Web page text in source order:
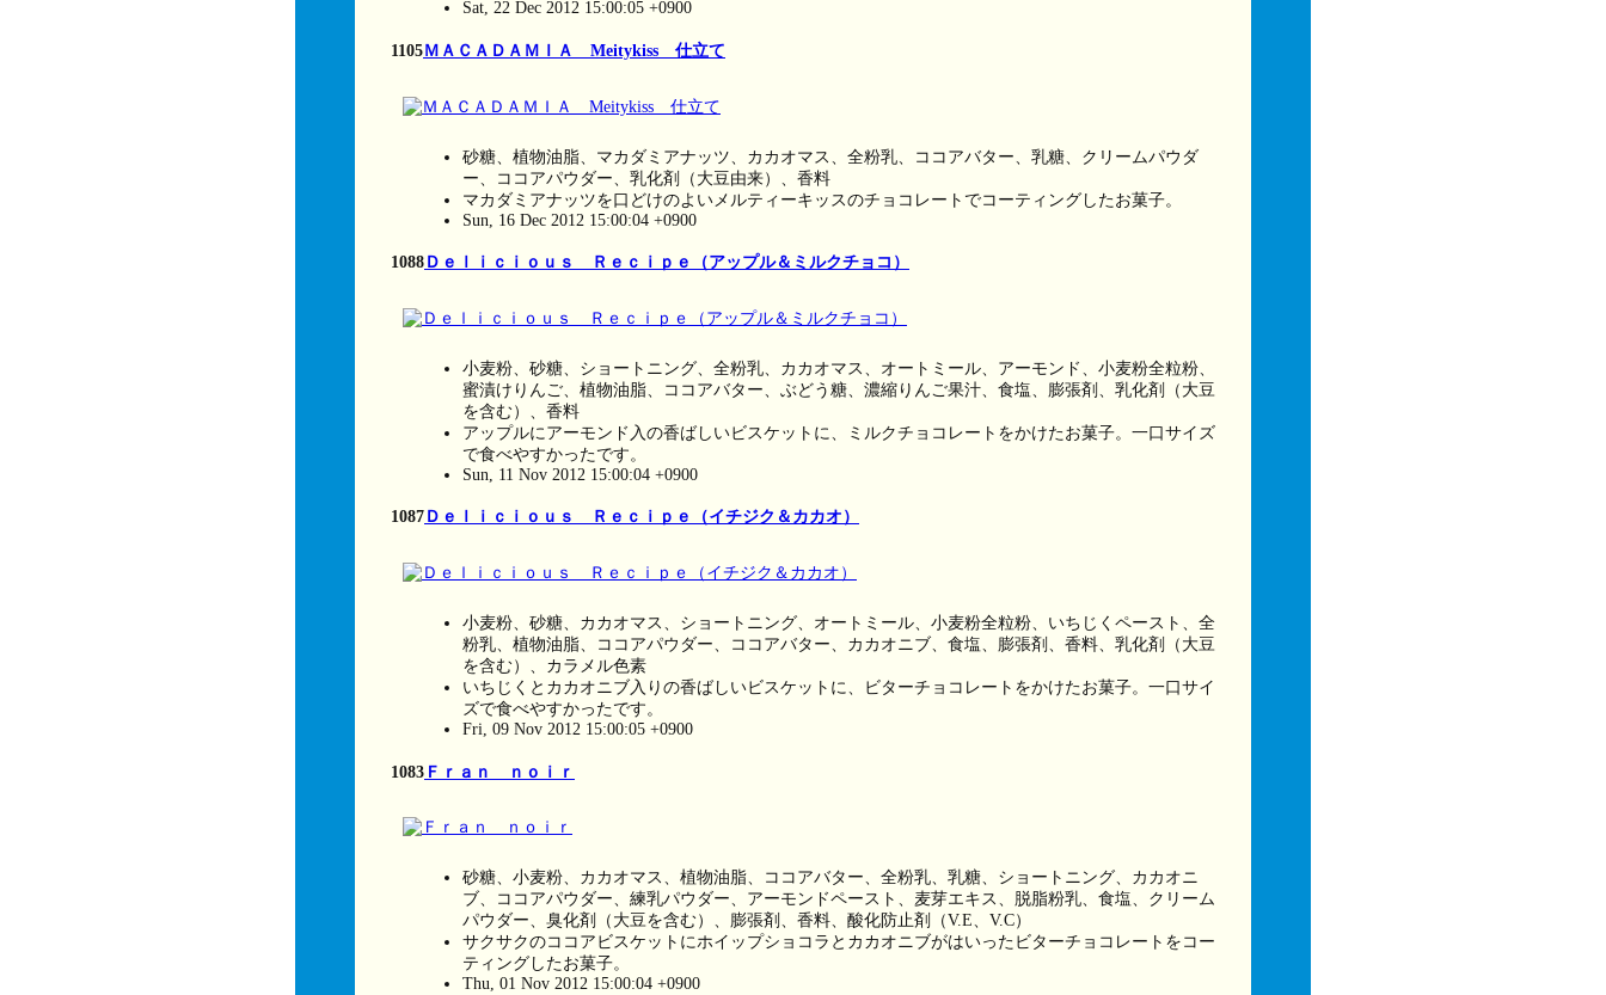
Sat, 22 Dec 2012 15:00:05 +0900
1105 ＭＡＣＡＤＡＭＩＡ Meitykiss 仕立て
砂糖、植物油脂、マカダミアナッツ、カカオマス、全粉乳、ココアバター、乳糖、クリームパウダ
ー、ココアパウダー、乳化剤（大豆由来）、香料
マカダミアナッツを口どけのよいメルティーキッスのチョコレートでコーティングしたお菓子。
Sun, 16 Dec 2012 15:00:04 +0900
1088 Ｄｅｌｉｃｉｏｕｓ Ｒｅｃｉｐｅ（アップル＆ミルクチョコ）
小麦粉、砂糖、ショートニング、全粉乳、カカオマス、オートミール、アーモンド、小麦粉全粒粉、
蜜漬けりんご、植物油脂、ココアバター、ぶどう糖、濃縮りんご果汁、食塩、膨張剤、乳化剤（大豆
を含む）、香料
アップルにアーモンド入の香ばしいビスケットに、ミルクチョコレートをかけたお菓子。一口サイズ
で食べやすかったです。
Sun, 11 Nov 2012 15:00:04 +0900
1087 Ｄｅｌｉｃｉｏｕｓ Ｒｅｃｉｐｅ（イチジク＆カカオ）
小麦粉、砂糖、カカオマス、ショートニング、オートミール、小麦粉全粒粉、いちじくペースト、全
粉乳、植物油脂、ココアパウダー、ココアバター、カカオニブ、食塩、膨張剤、香料、乳化剤（大豆
を含む）、カラメル色素
いちじくとカカオニブ入りの香ばしいビスケットに、ビターチョコレートをかけたお菓子。一口サイ
ズで食べやすかったです。
Fri, 09 Nov 2012 15:00:05 +0900
1083 Ｆｒａｎ ｎｏｉｒ
砂糖、小麦粉、カカオマス、植物油脂、ココアバター、全粉乳、乳糖、ショートニング、カカオニ
ブ、ココアパウダー、練乳パウダー、アーモンドペースト、麦芽エキス、脱脂粉乳、食塩、クリーム
パウダー、臭化剤（大豆を含む）、膨張剤、香料、酸化防止剤（V.E、V.C）
サクサクのココアビスケットにホイップショコラとカカオニブがはいったビターチョコレートをコー
ティングしたお菓子。
Thu, 01 Nov 2012 15:00:04 +0900